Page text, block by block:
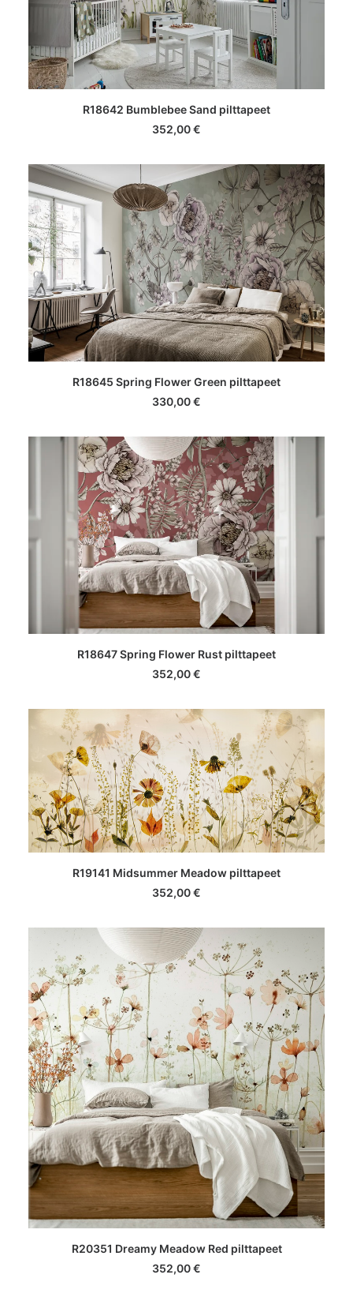
LISA KORVI
R18642 Bumblebee Sand pilttapeet
352,00€
LISA KORVI
R18645 Spring Flower Green pilttapeet
330,00€
LISA KORVI
R18647 Spring Flower Rust pilttapeet
352,00€
LISA KORVI
R19141 Midsummer Meadow pilttapeet
352,00€
LISA KORVI
R20351 Dreamy Meadow Red pilttapeet
352,00€